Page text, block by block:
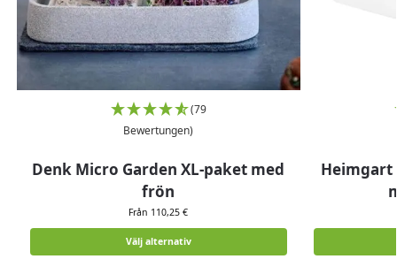
(79
Bewertungen)
Denk Micro Garden XL-paket med
frön
Från 110,25 €
Välj alternativ